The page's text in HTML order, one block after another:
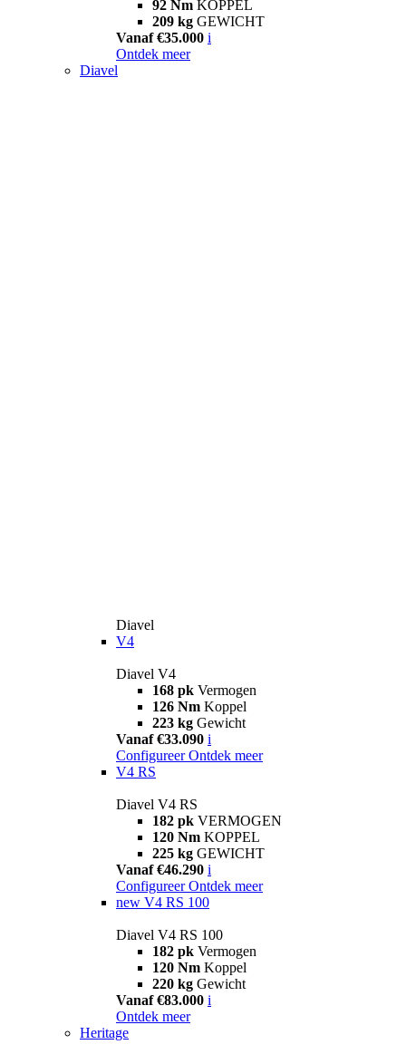
92 Nm KOPPEL
209 kg GEWICHT
Vanaf €35.000 i
Ontdek meer
Diavel
Diavel
V4
Diavel V4
168 pk Vermogen
126 Nm Koppel
223 kg Gewicht
Vanaf €33.090 i
Configureer Ontdek meer
V4 RS
Diavel V4 RS
182 pk VERMOGEN
120 Nm KOPPEL
225 kg GEWICHT
Vanaf €46.290 i
Configureer Ontdek meer
new V4 RS 100
Diavel V4 RS 100
182 pk Vermogen
120 Nm Koppel
220 kg Gewicht
Vanaf €83.000 i
Ontdek meer
Heritage